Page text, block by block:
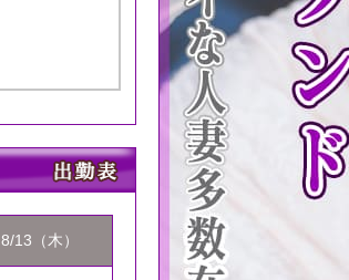
8/13（木）